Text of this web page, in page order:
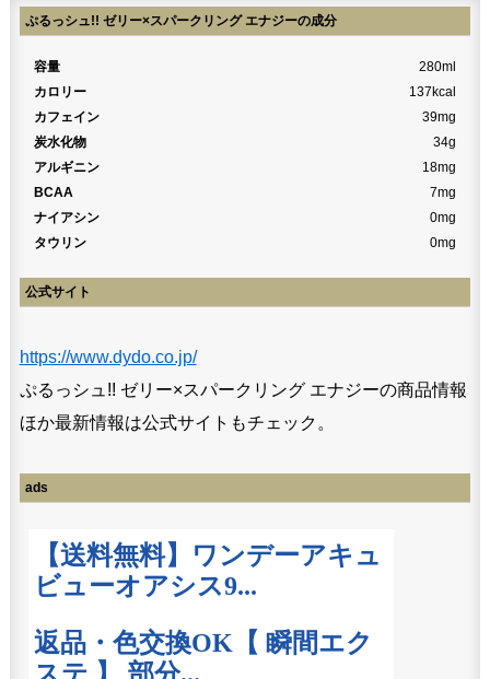
ぷるっシュ!! ゼリー×スパークリング エナジーの成分
容量
280ml
カロリー
137kcal
カフェイン
39mg
炭水化物
34g
アルギニン
18mg
BCAA
7mg
ナイアシン
0mg
タウリン
0mg
公式サイト
https://www.dydo.co.jp/
ぷるっシュ!! ゼリー×スパークリング エナジーの商品情報
ほか最新情報は公式サイトもチェック。
ads